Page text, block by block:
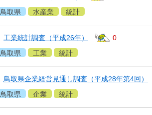
鳥取県 水産業 統計
工業統計調査（平成26年）
0
鳥取県 工業 統計
鳥取県企業経営見通し調査（平成28年第4回）
鳥取県 企業 統計